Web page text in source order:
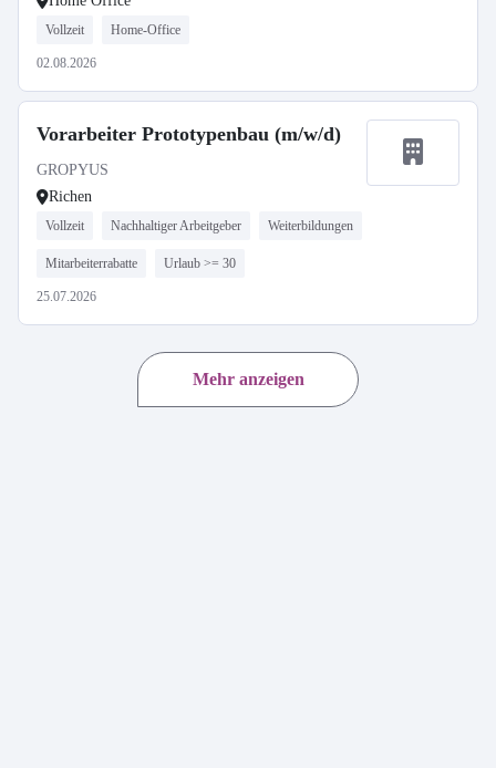
Vollzeit Home-Office
02.08.2026
Vorarbeiter Prototypenbau (m/w/d)
GROPYUS
Richen
Vollzeit Nachhaltiger Arbeitgeber Weiterbildungen
Mitarbeiterrabatte Urlaub >= 30
25.07.2026
Mehr anzeigen